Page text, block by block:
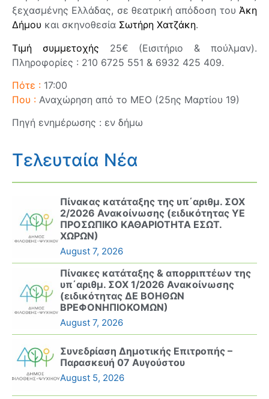
ξεχασμένης Ελλάδας, σε θεατρική απόδοση του Άκη
Δήμου και σκηνοθεσία Σωτήρη Χατζάκη.
Τιμή συμμετοχής 25€ (Εισιτήριο & πούλμαν).
Πληροφορίες : 210 6725 551 & 6932 425 409.
Πότε : 17:00
Που : Αναχώρηση από το ΜΕΟ (25ης Μαρτίου 19)
Πηγή ενημέρωσης : εν δήμω
Τελευταία Νέα
Πίνακας κατάταξης της υπ΄αριθμ. ΣΟΧ
2/2026 Ανακοίνωσης (ειδικότητας ΥΕ
ΠΡΟΣΩΠΙΚΟ ΚΑΘΑΡΙΟΤΗΤΑ ΕΣΩΤ.
ΧΩΡΩΝ)
August 7, 2026
Πίνακες κατάταξης & απορριπτέων της
υπ΄αριθμ. ΣΟΧ 1/2026 Ανακοίνωσης
(ειδικότητας ΔΕ ΒΟΗΘΩΝ
ΒΡΕΦΟΝΗΠΙΟΚΟΜΩΝ)
August 7, 2026
Συνεδρίαση Δημοτικής Επιτροπής –
Παρασκευή 07 Αυγούστου
August 5, 2026